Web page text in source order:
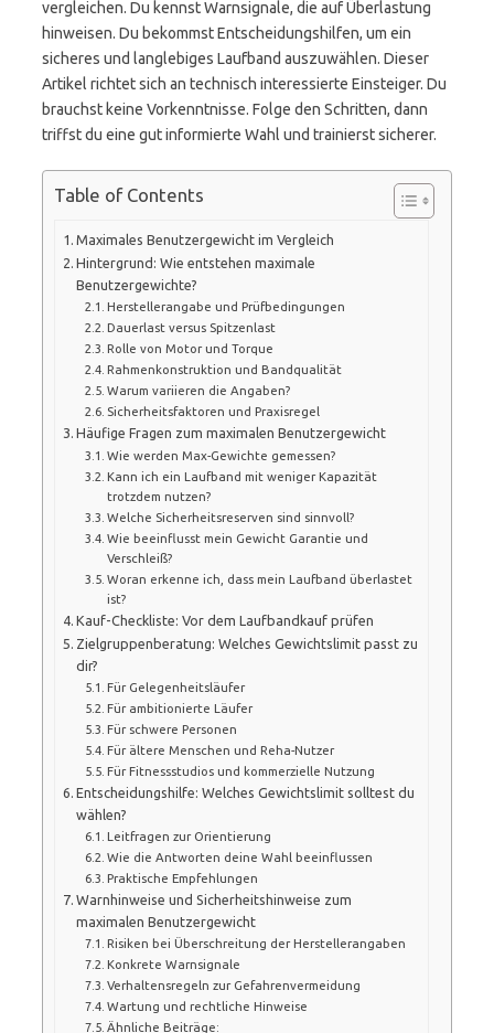
vergleichen. Du kennst Warnsignale, die auf Überlastung
hinweisen. Du bekommst Entscheidungshilfen, um ein
sicheres und langlebiges Laufband auszuwählen. Dieser
Artikel richtet sich an technisch interessierte Einsteiger. Du
brauchst keine Vorkenntnisse. Folge den Schritten, dann
triffst du eine gut informierte Wahl und trainierst sicherer.
Table of Contents
Maximales Benutzergewicht im Vergleich
Hintergrund: Wie entstehen maximale
Benutzergewichte?
Herstellerangabe und Prüfbedingungen
Dauerlast versus Spitzenlast
Rolle von Motor und Torque
Rahmenkonstruktion und Bandqualität
Warum variieren die Angaben?
Sicherheitsfaktoren und Praxisregel
Häufige Fragen zum maximalen Benutzergewicht
Wie werden Max-Gewichte gemessen?
Kann ich ein Laufband mit weniger Kapazität
trotzdem nutzen?
Welche Sicherheitsreserven sind sinnvoll?
Wie beeinflusst mein Gewicht Garantie und
Verschleiß?
Woran erkenne ich, dass mein Laufband überlastet
ist?
Kauf-Checkliste: Vor dem Laufbandkauf prüfen
Zielgruppenberatung: Welches Gewichtslimit passt zu
dir?
Für Gelegenheitsläufer
Für ambitionierte Läufer
Für schwere Personen
Für ältere Menschen und Reha-Nutzer
Für Fitnessstudios und kommerzielle Nutzung
Entscheidungshilfe: Welches Gewichtslimit solltest du
wählen?
Leitfragen zur Orientierung
Wie die Antworten deine Wahl beeinflussen
Praktische Empfehlungen
Warnhinweise und Sicherheitshinweise zum
maximalen Benutzergewicht
Risiken bei Überschreitung der Herstellerangaben
Konkrete Warnsignale
Verhaltensregeln zur Gefahrenvermeidung
Wartung und rechtliche Hinweise
Ähnliche Beiträge: